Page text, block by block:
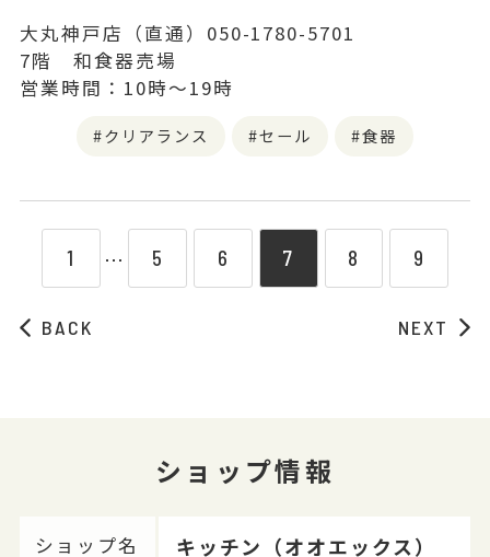
大丸神戸店（直通）050-1780-5701
7階 和食器売場
営業時間：10時～19時
クリアランス セール 食器
BACK
1 ⋯ 5 6 7 8 9
NEXT
ショップ情報
ショップ名 キッチン（オオエックス）